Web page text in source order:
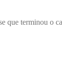
que terminou o